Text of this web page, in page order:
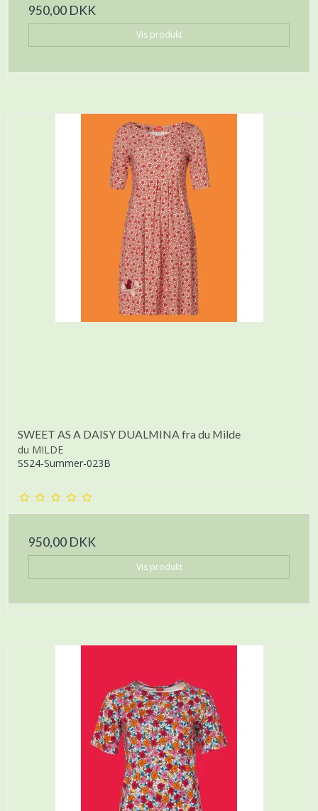
950,00 DKK
Vis produkt
SWEET AS A DAISY DUALMINA fra du Milde
du MILDE
SS24-Summer-023B
950,00 DKK
Vis produkt